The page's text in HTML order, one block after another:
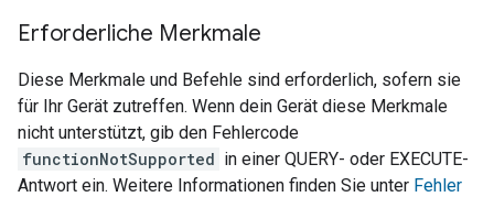
Erforderliche Merkmale
Diese Merkmale und Befehle sind erforderlich, sofern sie
für Ihr Gerät zutreffen. Wenn dein Gerät diese Merkmale
nicht unterstützt, gib den Fehlercode
functionNotSupported in einer QUERY- oder EXECUTE-
Antwort ein. Weitere Informationen finden Sie unter Fehler